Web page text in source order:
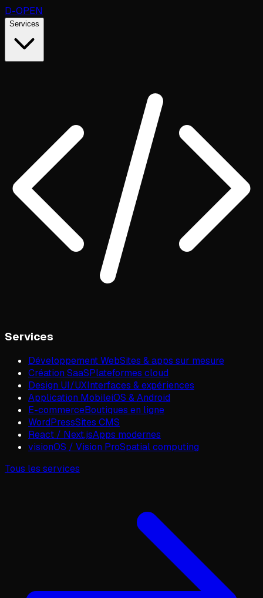
D-OPEN
Services
Services
Développement WebSites & apps sur mesure
Création SaaSPlateformes cloud
Design UI/UXInterfaces & expériences
Application MobileiOS & Android
E-commerceBoutiques en ligne
WordPressSites CMS
React / Next.jsApps modernes
visionOS / Vision ProSpatial computing
Tous les services